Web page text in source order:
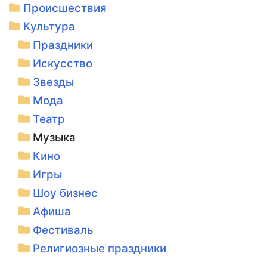
Происшествия
Культура
Праздники
Искусство
Звезды
Мода
Театр
Музыка
Кино
Игры
Шоу бизнес
Афиша
Фестиваль
Религиозные праздники